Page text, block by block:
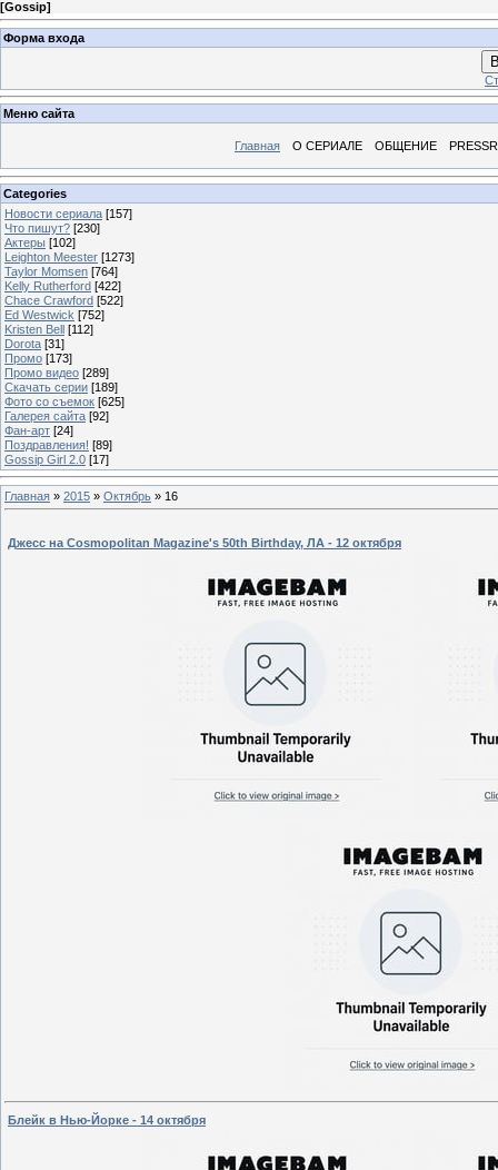
[Gossip]
Форма входа
Меню сайта
Главная О СЕРИАЛЕ ОБЩЕНИЕ
Categories
Новости сериала [157]
Что пишут? [230]
Актеры [102]
Leighton Meester [1273]
Taylor Momsen [764]
Kelly Rutherford [422]
Chace Crawford [522]
Ed Westwick [752]
Kristen Bell [112]
Dorota [31]
Промо [173]
Промо видео [289]
Скачать серии [189]
Фото со съемок [625]
Галерея сайта [92]
Фан-арт [24]
Поздравления! [89]
Gossip Girl 2.0 [17]
Главная » 2015 » Октябрь » 16
Джесс на Cosmopolitan Magazine's 50th Birthday, ЛА - 12 октября
Блейк в Нью-Йорке - 14 октября